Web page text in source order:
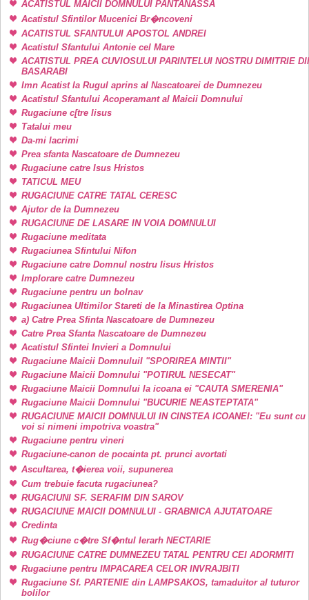
ACATISTUL MAICII DOMNULUI PANTANASSA
Acatistul Sfintilor Mucenici Br�ncoveni
ACATISTUL SFANTULUI APOSTOL ANDREI
Acatistul Sfantului Antonie cel Mare
ACATISTUL PREA CUVIOSULUI PARINTELUI NOSTRU DIMITRIE
BASARABI
Imn Acatist la Rugul aprins al Nascatoarei de Dumnezeu
Acatistul Sfantului Acoperamant al Maicii Domnului
Rugaciune c[tre Iisus
Tatalui meu
Da-mi lacrimi
Prea sfanta Nascatoare de Dumnezeu
Rugaciune catre Isus Hristos
TATICUL MEU
RUGACIUNE CATRE TATAL CERESC
Ajutor de la Dumnezeu
RUGACIUNE DE LASARE IN VOIA DOMNULUI
Rugaciune meditata
Rugaciunea Sfintului Nifon
Rugaciune catre Domnul nostru Iisus Hristos
Implorare catre Dumnezeu
Rugaciune pentru un bolnav
Rugaciunea Ultimilor Stareti de la Minastirea Optina
a) Catre Prea Sfinta Nascatoare de Dumnezeu
Catre Prea Sfanta Nascatoare de Dumnezeu
Acatistul Sfintei Invieri a Domnului
Rugaciune Maicii DomnuluiI "SPORIREA MINTII"
Rugaciune Maicii Domnului "POTIRUL NESECAT"
Rugaciune Maicii Domnului la icoana ei "CAUTA SMERENIA"
Rugaciune Maicii Domnului "BUCURIE NEASTEPTATA"
RUGACIUNE MAICII DOMNULUI IN CINSTEA ICOANEI: "Eu sunt cu
voi si nimeni impotriva voastra"
Rugaciune pentru vineri
Rugaciune-canon de pocainta pt. prunci avortati
Ascultarea, t�ierea voii, supunerea
Cum trebuie facuta rugaciunea?
RUGACIUNI SF. SERAFIM DIN SAROV
RUGACIUNE MAICII DOMNULUI - GRABNICA AJUTATOARE
Credinta
Rug�ciune c�tre Sf�ntul Ierarh NECTARIE
RUGACIUNE CATRE DUMNEZEU TATAL PENTRU CEI ADORMITI
Rugaciune pentru IMPACAREA CELOR INVRAJBITI
Rugaciune Sf. PARTENIE din LAMPSAKOS, tamaduitor al tuturor
bolilor